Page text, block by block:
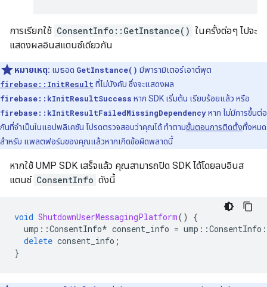
การเรียกใช้ ConsentInfo::GetInstance() ในครั้งต่อๆ ไปจะ
แสดงผลอินสแตนซ์เดียวกัน
หมายเหตุ: เมธอด GetInstance() มีพารามิเตอร์เอาต์พุต
firebase::InitResult ที่ไม่บังคับ ซึ่งจะแสดงผล
firebase::kInitResultSuccess หาก SDK เริ่มต้น เรียบร้อยแล้ว หรือ
firebase::kInitResultFailedMissingDependencyหาก ไม่มีการขึ้นต่อ
กันที่จำเป็นในแอปพลิเคชัน โปรดตรวจสอบว่าคุณได้ ทำตามขั้นตอนการติดตั้งทั้งหมด
สำหรับ แพลตฟอร์มของคุณแล้วหากเกิดข้อผิดพลาดนี้
หากใช้ UMP SDK เสร็จแล้ว คุณสามารถปิด SDK ได้โดยลบอินส
แตนซ์ ConsentInfo ดังนี้
void ShutdownUserMessagingPlatform()
{
ump ::ConsentInfo* consent_info = ump ::ConsentInfo
delete consent_info ;
}